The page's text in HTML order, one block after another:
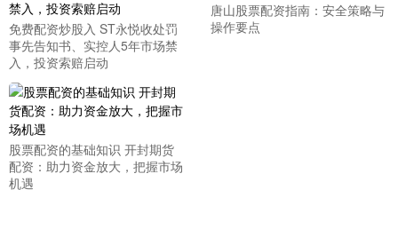
免费配资炒股入 ST永悦收处罚
事先告知书、实控人5年市场禁
入，投资索赔启动
唐山股票配资指南：安全策略与
操作要点
股票配资的基础知识 开封期货
配资：助力资金放大，把握市场
机遇